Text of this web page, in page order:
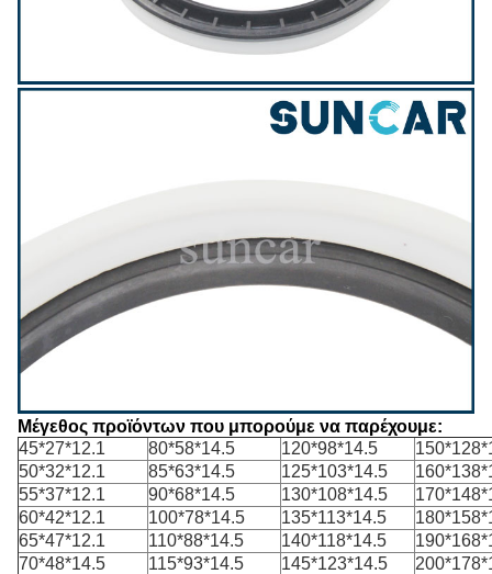
Μέγεθος προϊόντων που μπορούμε να παρέχουμε:
45*27*12.1
80*58*14.5 120*98*14.5
50*32*12.1
85*63*14.5 125*103*14.5
55*37*12.1
90*68*14.5 130*108*14.5
60*42*12.1
100*78*14.5 135*113*14.5
65*47*12.1
110*88*14.5 140*118*14.5
70*48*14.5
115*93*14.5 145*123*14.5